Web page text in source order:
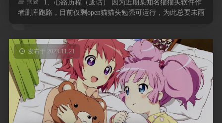
摘要
1、心路历程（废话） 因为近期某知名猫猫头软件作
者删库跑路，目前仅剩open猫猫头勉强可运行，为此总要未雨
发布于 2023-11-21